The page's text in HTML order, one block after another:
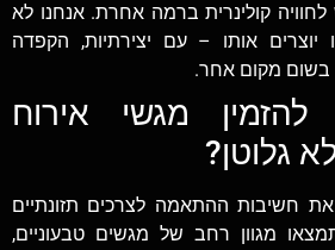
קולינרית ברמה אחרת. אנחנו לא
יוצרים אותו – עם יצירתיות, הקפדה
בשום מקום אחר.
מגשי אירוח
גלוטן?
חשיבות ההתאמה לצרכים תזונתיים
מגוון רחב של מגשים טבעוניים,